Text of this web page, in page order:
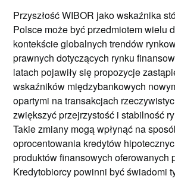
Przyszłość WIBOR jako wskaźnika
Polsce może być przedmiotem wielu
kontekście globalnych trendów
prawnych dotyczących rynku
latach pojawiły się propozycje
wskaźników międzybankowych
opartymi na transakcjach
zwiększyć przejrzystość i stabilność
Takie zmiany mogą wpłynąć na
oprocentowania kredytów
produktów finansowych oferowanych
Kredytobiorcy powinni być świadomi